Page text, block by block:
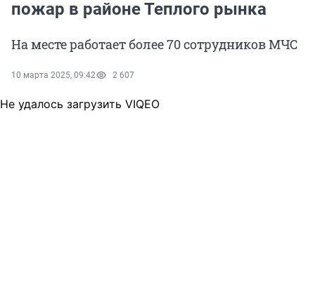
пожар в районе Теплого рынка
На месте работает более 70 сотрудников МЧС
10 марта 2025, 09:42 2 607
Не удалось загрузить VIQEO